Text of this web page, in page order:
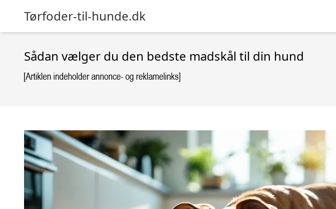
Tørfoder-til-hunde.dk
Sådan vælger du den bedste madskål til din hund